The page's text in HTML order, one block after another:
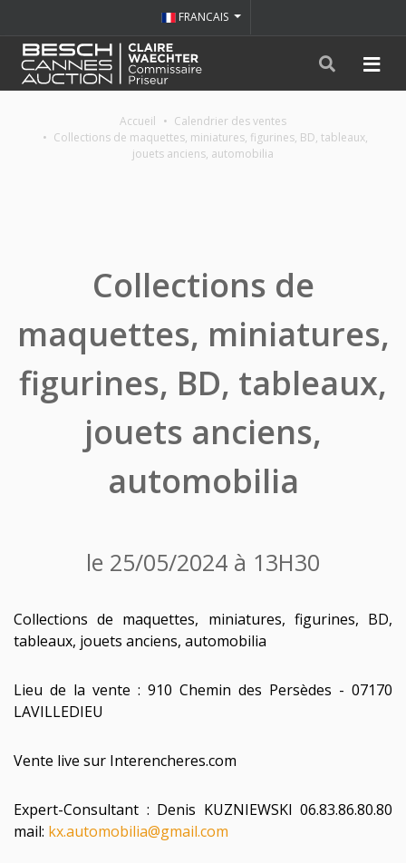
FRANCAIS
Accueil
Calendrier des ventes
Collections de maquettes, miniatures, figurines, BD, tableaux,
jouets anciens, automobilia
Collections de
maquettes, miniatures,
figurines, BD, tableaux,
jouets anciens,
automobilia
le 25/05/2024 à 13H30
Collections de maquettes, miniatures, figurines, BD,
tableaux, jouets anciens, automobilia
Lieu de la vente : 910 Chemin des Persèdes - 07170
LAVILLEDIEU
Vente live sur Interencheres.com
Expert-Consultant : Denis KUZNIEWSKI 06.83.86.80.80
mail: kx.automobilia@gmail.com